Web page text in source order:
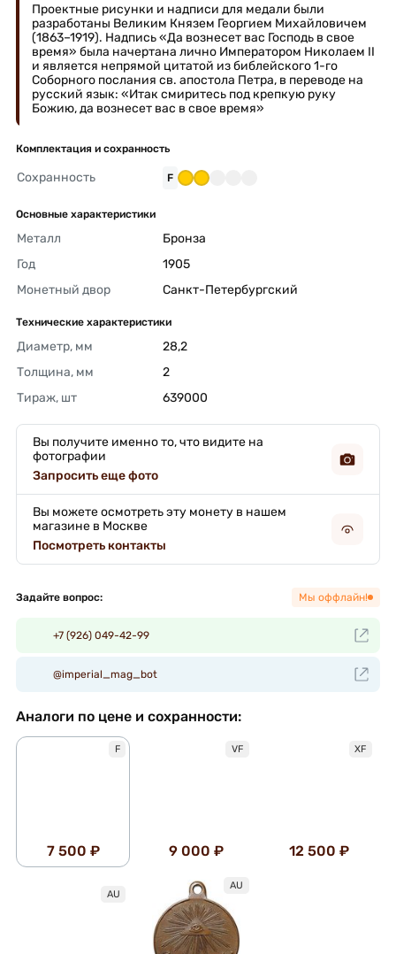
Проектные рисунки и надписи для медали были
разработаны Великим Князем Георгием Михайловичем
(1863–1919). Надпись «Да вознесет вас Господь в свое
время» была начертана лично Императором Николаем II
и является непрямой цитатой из библейского 1-го
Соборного послания св. апостола Петра, в переводе на
русский язык: «Итак смиритесь под крепкую руку
Божию, да вознесет вас в свое время»
Комплектация и сохранность
Сохранность F
Основные характеристики
Металл
Бронза
Год
1905
Монетный двор
Санкт-Петербургский
Технические характеристики
Диаметр, мм
28,2
Толщина, мм
2
Тираж, шт
639000
Вы получите именно то, что видите на
фотографии
Запросить еще фото
Вы можете осмотреть эту монету в нашем
магазине в Москве
Посмотреть контакты
Задайте вопрос: Мы оффлайн!
+7 (926) 049-42-99
@imperial_mag_bot
Аналоги по цене и сохранности:
F
7 500 ₽
VF
9 000 ₽
XF
12 500 ₽
AU
AU